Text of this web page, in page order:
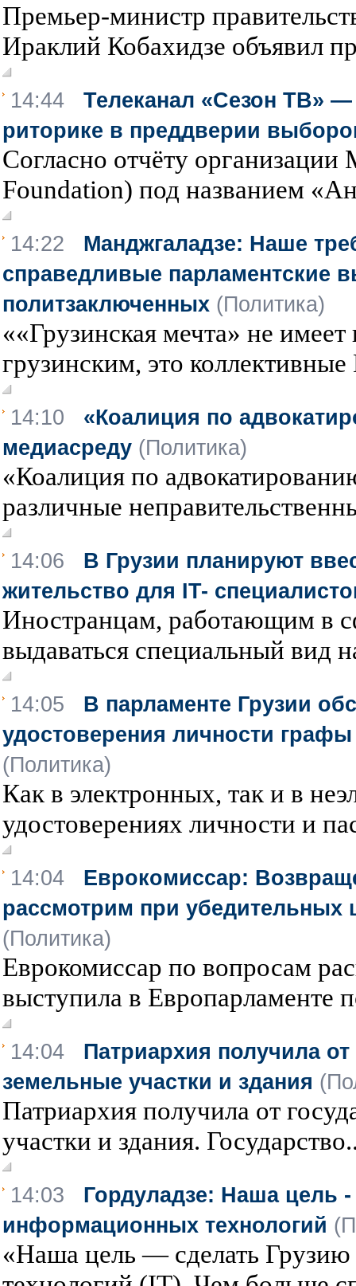
Премьер-министр
Ираклий Кобахидзе объявил
14:44 Телеканал «Сезон ТВ»
риторике в преддверии
Согласно отчёту
Foundation) под названием
14:22 Манджгаладзе: Наше
справедливые парламентские
политзаключенных (Политика)
««Грузинская мечта» не
грузинским, это
14:10 «Коалиция по
медиасреду (Политика)
«Коалиция по
различные
14:06 В Грузии планируют
жительство для IT-
Иностранцам, работающим в
выдаваться специальный вид
14:05 В парламенте Грузии
удостоверения личности
(Политика)
Как в электронных, так и в
удостоверениях личности и
14:04 Еврокомиссар:
рассмотрим при убедительных
(Политика)
Еврокомиссар по вопросам
выступила в Европарламенте
14:04 Патриархия получила
земельные участки и здания
Патриархия получила от
участки и здания.
14:03 Гордуладзе: Наша цель
информационных технологий
«Наша цель — сделать